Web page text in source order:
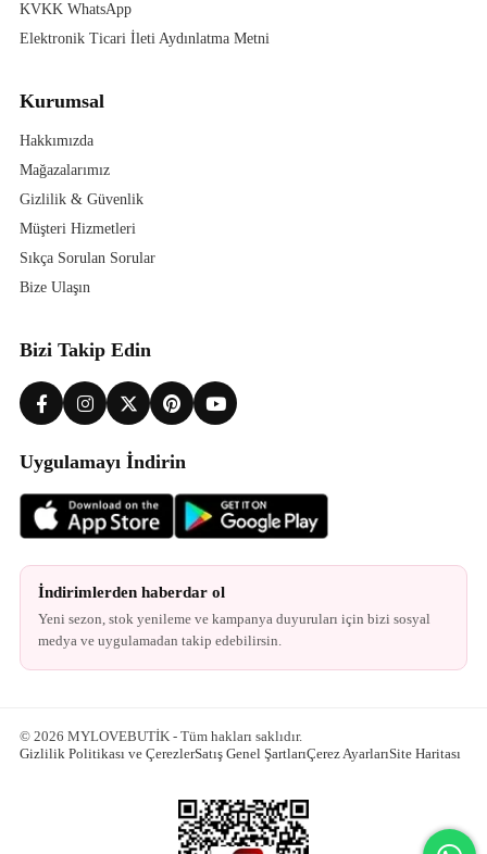
KVKK WhatsApp
Elektronik Ticari İleti Aydınlatma Metni
Kurumsal
Hakkımızda
Mağazalarımız
Gizlilik & Güvenlik
Müşteri Hizmetleri
Sıkça Sorulan Sorular
Bize Ulaşın
Bizi Takip Edin
Uygulamayı İndirin
İndirimlerden haberdar ol
Yeni sezon, stok yenileme ve kampanya duyuruları için bizi sosyal
medya ve uygulamadan takip edebilirsin.
© 2026 MYLOVEBUTİK - Tüm hakları saklıdır.
Gizlilik Politikası ve ÇerezlerSatış Genel ŞartlarıÇerez AyarlarıSite Haritası